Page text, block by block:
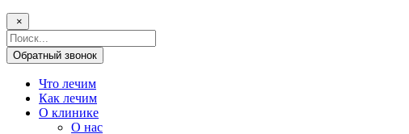
×
Поисковый
запрос
Обратный звонок
Что лечим
Как лечим
О клинике
О нас